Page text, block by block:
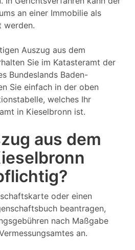
an einer Immobilie als
werden.
Auszug aus dem
Sie im Katasteramt der
Bundeslands Baden-
Sie einfach in der oben
welches Ihr
in Kieselbronn ist.
aus dem
oder einen
beantragen,
nach Maßgabe
an.